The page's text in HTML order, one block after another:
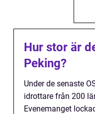
Hur stor är
Peking?
Under de senaste
idrottare från 200
Evenemanget